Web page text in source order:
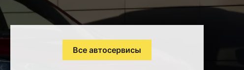
Все автосервисы